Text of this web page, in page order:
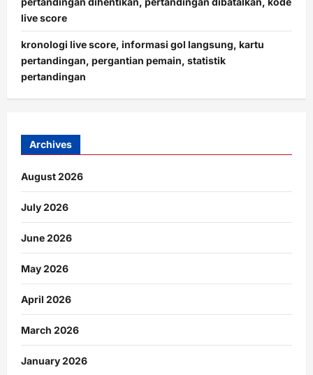
live score
kronologi live score, informasi gol langsung, kartu
pertandingan, pergantian pemain, statistik
pertandingan
Archives
August 2026
July 2026
June 2026
May 2026
April 2026
March 2026
January 2026